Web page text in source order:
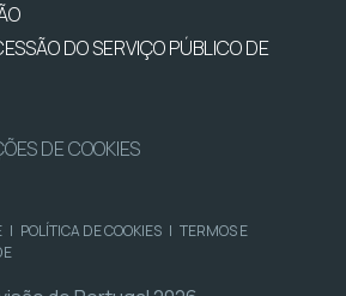
DO SERVIÇO PÚBLICO DE
DE COOKIES
| POLÍTICA DE COOKIES | TERMOS E